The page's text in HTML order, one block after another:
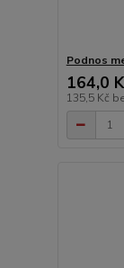
Podnos
164,0
135,5 Kč